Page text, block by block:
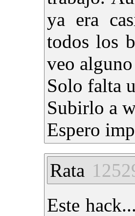
ya era
todos los
veo
Solo falta
Subirlo a
Espero
Rata
Este